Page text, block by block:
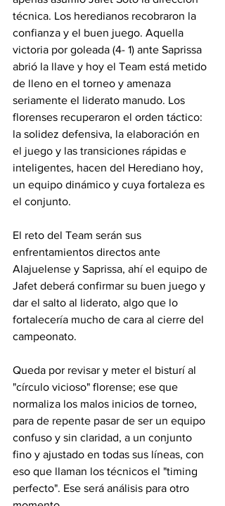
técnica. Los heredianos recobraron la
confianza y el buen juego. Aquella
victoria por goleada (4- 1) ante Saprissa
abrió la llave y hoy el Team está metido
de lleno en el torneo y amenaza
seriamente el liderato manudo. Los
florenses recuperaron el orden táctico:
la solidez defensiva, la elaboración en
el juego y las transiciones rápidas e
inteligentes, hacen del Herediano hoy,
un equipo dinámico y cuya fortaleza es
el conjunto.
El reto del Team serán sus
enfrentamientos directos ante
Alajuelense y Saprissa, ahí el equipo de
Jafet deberá confirmar su buen juego y
dar el salto al liderato, algo que lo
fortalecería mucho de cara al cierre del
campeonato.
Queda por revisar y meter el bisturí al
"círculo vicioso" florense; ese que
normaliza los malos inicios de torneo,
para de repente pasar de ser un equipo
confuso y sin claridad, a un conjunto
fino y ajustado en todas sus líneas, con
eso que llaman los técnicos el "timing
perfecto". Ese será análisis para otro